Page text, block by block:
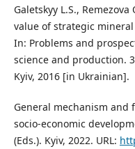
Galetskyy L.S.,
value of strategic
In: Problems and
science and production.
Kyiv, 2016 [in Ukrainian].
General mechanism and
socio-economic
(Eds.). Kyiv, 2022. URL: